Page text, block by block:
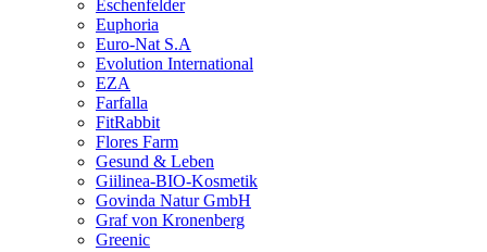
Eschenfelder
Euphoria
Euro-Nat S.A
Evolution International
EZA
Farfalla
FitRabbit
Flores Farm
Gesund & Leben
Giilinea-BIO-Kosmetik
Govinda Natur GmbH
Graf von Kronenberg
Greenic